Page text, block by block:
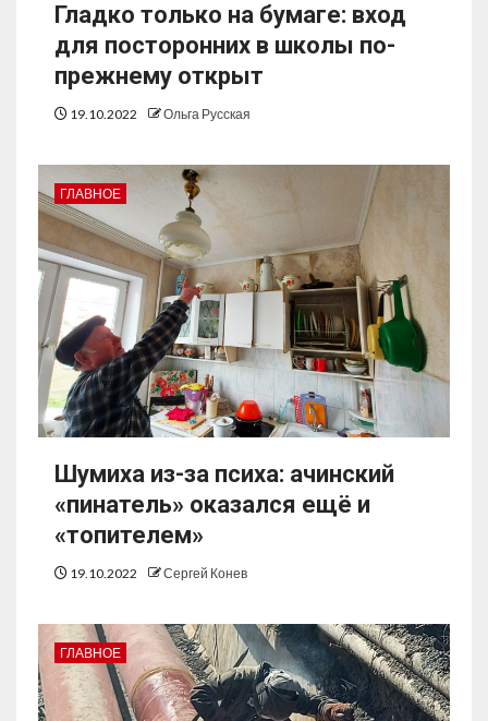
Гладко только на бумаге: вход
для посторонних в школы по-
прежнему открыт
19.10.2022 Ольга Русская
ГЛАВНОЕ
Шумиха из-за психа: ачинский
«пинатель» оказался ещё и
«топителем»
19.10.2022 Сергей Конев
ГЛАВНОЕ